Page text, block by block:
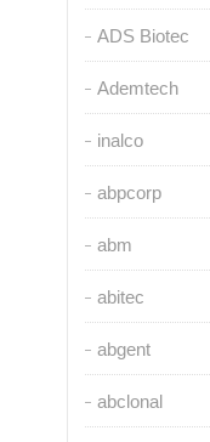
ADS Biotec
Ademtech
inalco
abpcorp
abm
abitec
abgent
abclonal